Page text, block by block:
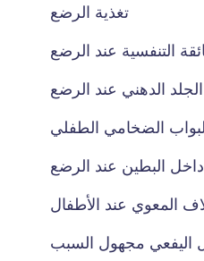
تغذية الرضع
التنفسية عند الرضع
الدهني عند الرضع
الضخامي الطفلي
البطين عند الرضع
المعوي عند الأطفال
اليفعي مجهول السبب